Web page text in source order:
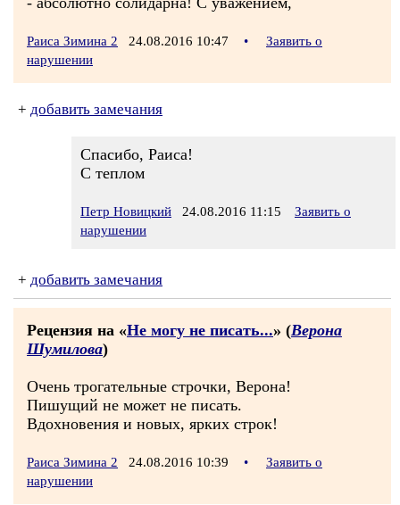
Раиса Зимина 2 24.08.2016 10:47 •
Заявить о
нарушении
+ добавить замечания
Спасибо, Раиса!
С теплом
Петр Новицкий 24.08.2016 11:15
Заявить о
нарушении
+ добавить замечания
Рецензия на «Не могу не писать...» (Верона
Шумилова)
Очень трогательные строчки, Верона!
Пишущий не может не писать.
Вдохновения и новых, ярких строк!
Раиса Зимина 2 24.08.2016 10:39 •
Заявить о
нарушении